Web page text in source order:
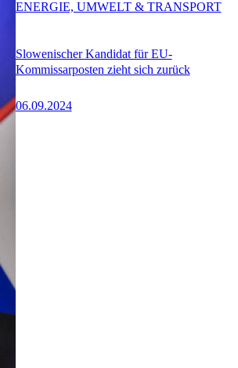
Slowenischer Kandidat für EU-
Kommissarposten zieht sich zurück
06.09.2024
ENERGIE, UMWELT & TRANSPORT